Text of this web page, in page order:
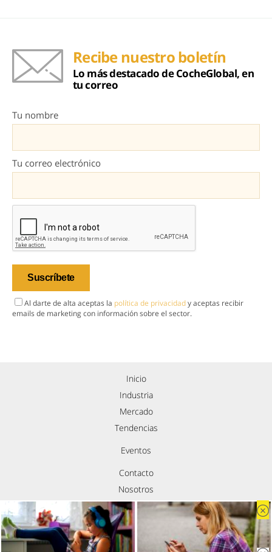
Recibe nuestro boletín
Lo más destacado de CocheGlobal, en
tu correo
Tu nombre
Tu correo electrónico
Al darte de alta aceptas la política de privacidady aceptas recibir
emails de marketing con información sobre el sector.
Inicio
Industria
Mercado
Tendencias
Eventos
Contacto
Nosotros
Política de privacidad
Aviso legal
Política de cookies